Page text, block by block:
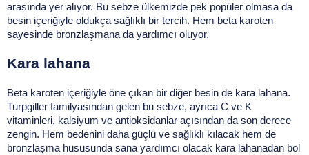
arasında yer alıyor. Bu sebze ülkemizde pek popüler olmasa da
besin içeriğiyle oldukça sağlıklı bir tercih. Hem beta karoten
sayesinde bronzlaşmana da yardımcı oluyor.
Kara lahana
Beta karoten içeriğiyle öne çıkan bir diğer besin de kara lahana.
Turpgiller familyasından gelen bu sebze, ayrıca C ve K
vitaminleri, kalsiyum ve antioksidanlar açısından da son derece
zengin. Hem bedenini daha güçlü ve sağlıklı kılacak hem de
bronzlaşma hususunda sana yardımcı olacak kara lahanadan bol